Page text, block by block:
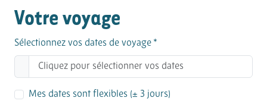
Votre voyage
Sélectionnez vos dates de voyage *
Mes dates sont flexibles (± 3 jours)